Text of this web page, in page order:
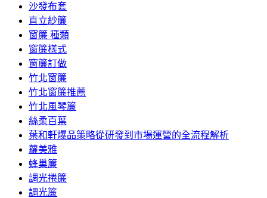
沙發布套
直立紗簾
窗簾 種類
窗簾樣式
窗簾訂做
竹北窗簾
竹北窗簾推薦
竹北風琴簾
絲柔百葉
葉和軒爆品策略從研發到市場運營的全流程解析
蘿美雅
蜂巢簾
調光捲簾
調光簾